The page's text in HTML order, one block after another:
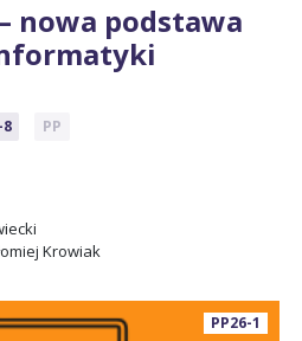
nowa podstawa
8 PP
Krowiak
PP26-1